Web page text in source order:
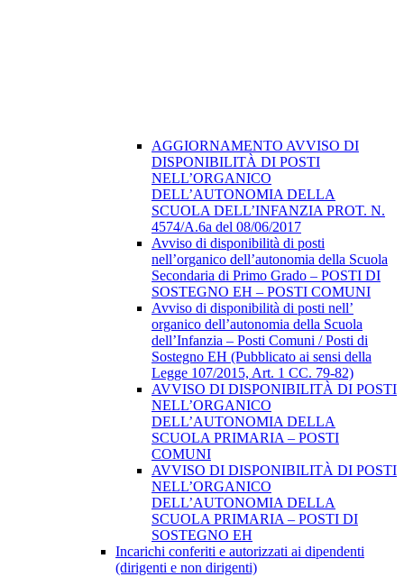
AGGIORNAMENTO AVVISO DI
DISPONIBILITÀ DI POSTI
NELL’ORGANICO
DELL’AUTONOMIA DELLA
SCUOLA DELL’INFANZIA PROT. N.
4574/A.6a del 08/06/2017
Avviso di disponibilità di posti
nell’organico dell’autonomia della Scuola
Secondaria di Primo Grado – POSTI DI
SOSTEGNO EH – POSTI COMUNI
Avviso di disponibilità di posti nell’
organico dell’autonomia della Scuola
dell’Infanzia – Posti Comuni / Posti di
Sostegno EH (Pubblicato ai sensi della
Legge 107/2015, Art. 1 CC. 79-82)
AVVISO DI DISPONIBILITÀ DI POSTI
NELL’ORGANICO
DELL’AUTONOMIA DELLA
SCUOLA PRIMARIA – POSTI
COMUNI
AVVISO DI DISPONIBILITÀ DI POSTI
NELL’ORGANICO
DELL’AUTONOMIA DELLA
SCUOLA PRIMARIA – POSTI DI
SOSTEGNO EH
Incarichi conferiti e autorizzati ai dipendenti
(dirigenti e non dirigenti)